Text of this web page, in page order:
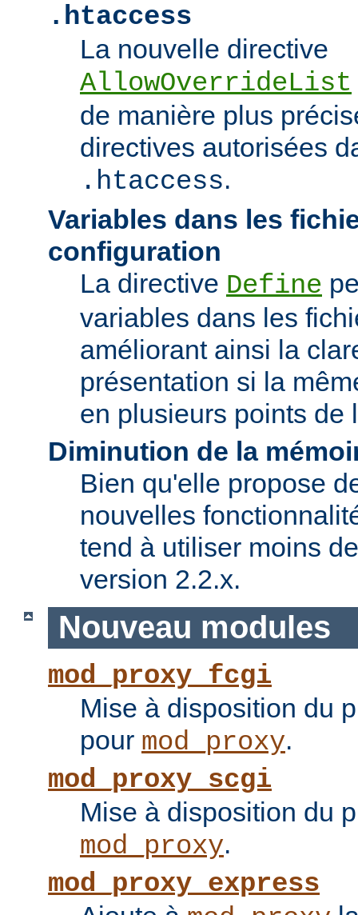
.htaccess
La nouvelle directive
AllowOverrideList
de manière plus
directives autorisées
.htaccess.
Variables dans les
configuration
La directive Define
variables dans les
améliorant ainsi la
présentation si la
en plusieurs points de
Diminution de la
Bien qu'elle propose
nouvelles
tend à utiliser moins
version 2.2.x.
Nouveau modules
mod_proxy_fcgi
Mise à disposition du
pour mod_proxy.
mod_proxy_scgi
Mise à disposition du
mod_proxy.
mod_proxy_express